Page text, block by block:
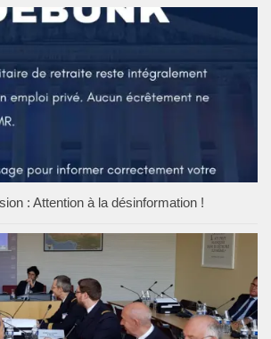
: Attention à la désinformation !